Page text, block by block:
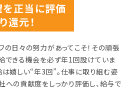
正当に評価
還元！
の日々の努力があってこそ！その頑張
できる機会を必ず年1回設けていま
は嬉しい“年3回”。仕事に取り組む姿
への貢献度をしっかり評価し、給与で